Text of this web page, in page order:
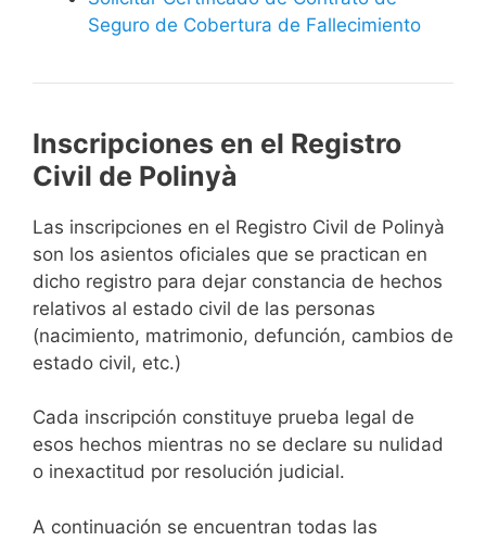
Seguro de Cobertura de Fallecimiento
Inscripciones en el Registro
Civil de Polinyà
Las inscripciones en el Registro Civil de Polinyà
son los asientos oficiales que se practican en
dicho registro para dejar constancia de hechos
relativos al estado civil de las personas
(nacimiento, matrimonio, defunción, cambios de
estado civil, etc.)
Cada inscripción constituye prueba legal de
esos hechos mientras no se declare su nulidad
o inexactitud por resolución judicial.
A continuación se encuentran todas las